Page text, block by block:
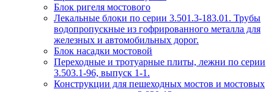
Блок ригеля мостового
Лекальные блоки по серии 3.501.3-183.01. Трубы
водопропускные из гофрированного металла для
железных и автомобильных дорог.
Блок насадки мостовой
Переходные и тротуарные плиты, лежни по серии
3.503.1-96, выпуск 1-1.
Конструкции для пешеходных мостов и мостовых